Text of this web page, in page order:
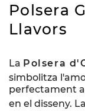
Polsera
Llavors
La Polsera
simbolitza
perfectament
en el disseny. La